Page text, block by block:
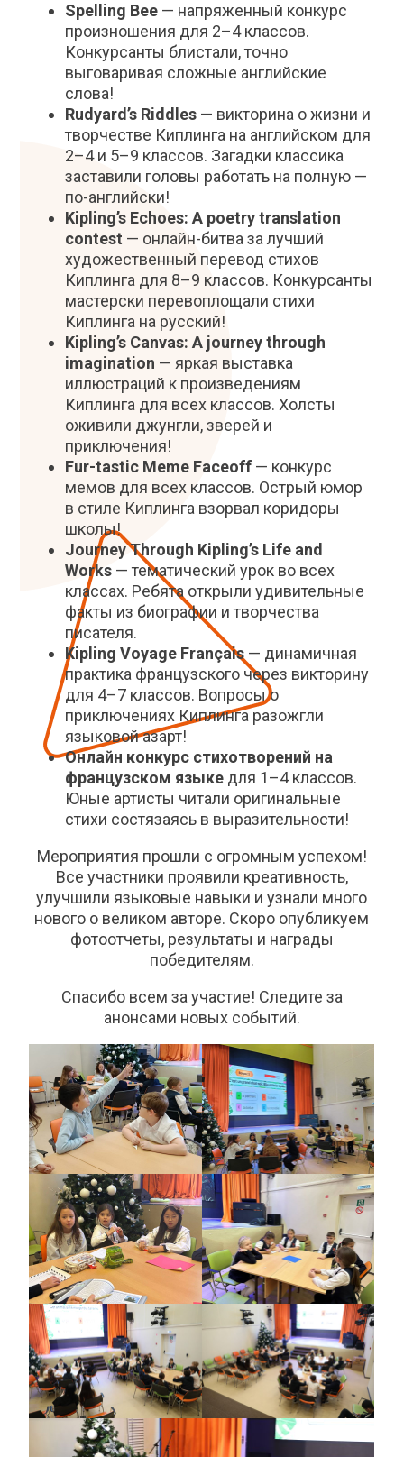
Spelling Bee — напряженный конкурс
произношения для 2–4 классов.
Конкурсанты блистали, точно
выговаривая сложные английские
слова!
Rudyard’s Riddles — викторина о жизни и
творчестве Киплинга на английском для
2–4 и 5–9 классов. Загадки классика
заставили головы работать на полную —
по-английски!
Kipling’s Echoes: A poetry translation
contest — онлайн-битва за лучший
художественный перевод стихов
Киплинга для 8–9 классов. Конкурсанты
мастерски перевоплощали стихи
Киплинга на русский!
Kipling’s Canvas: A journey through
imagination — яркая выставка
иллюстраций к произведениям
Киплинга для всех классов. Холсты
оживили джунгли, зверей и
приключения!
Fur-tastic Meme Faceoff — конкурс
мемов для всех классов. Острый юмор
в стиле Киплинга взорвал коридоры
школы!
Journey Through Kipling’s Life and
Works — тематический урок во всех
классах. Ребята открыли удивительные
факты из биографии и творчества
писателя.
Kipling Voyage Français— динамичная
практика французского через викторину
для 4–7 классов. Вопросы о
приключениях Киплинга разожгли
языковой азарт!
Онлайн конкурс стихотворений на
французском языке для 1–4 классов.
Юные артисты читали оригинальные
стихи состязаясь в выразительности!
Мероприятия прошли с огромным успехом!
Все участники проявили креативность,
улучшили языковые навыки и узнали много
нового о великом авторе. Скоро опубликуем
фотоотчеты, результаты и награды
победителям.
Спасибо всем за участие! Следите за
анонсами новых событий.